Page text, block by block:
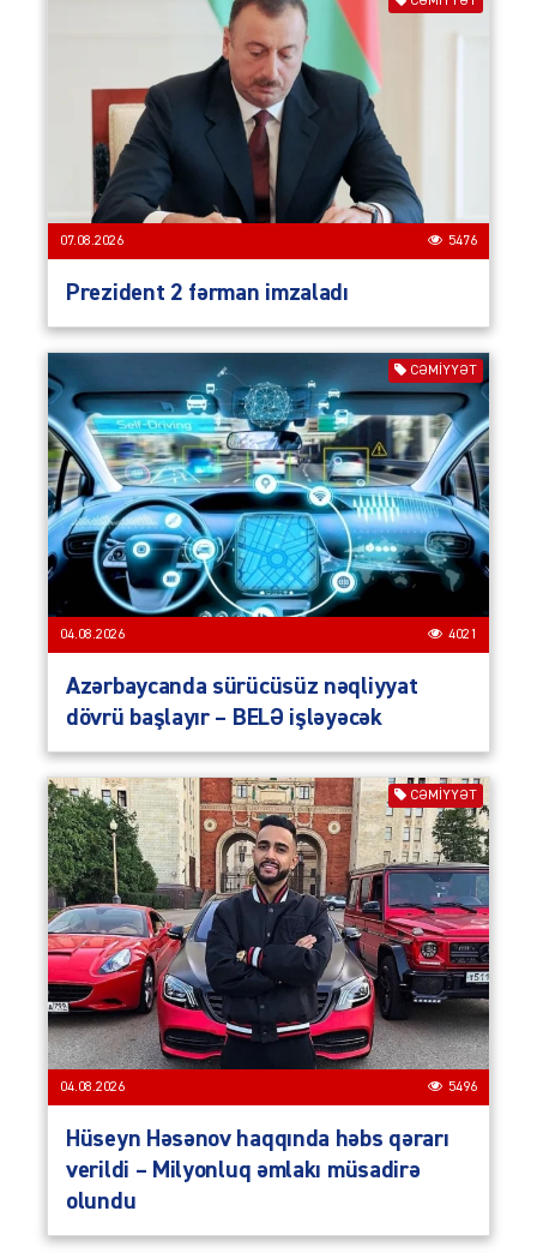
07.08.2026 5476
Prezident 2 fərman imzaladı
CƏMIYYƏT
04.08.2026 4021
Azərbaycanda sürücüsüz nəqliyyat
dövrü başlayır – BELƏ işləyəcək
CƏMIYYƏT
04.08.2026 5496
Hüseyn Həsənov haqqında həbs qərarı
verildi – Milyonluq əmlakı müsadirə
olundu